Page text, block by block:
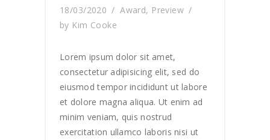
18/03/2020 Award, Preview
by Kim Cooke
Lorem ipsum dolor sit amet,
consectetur adipisicing elit, sed do
eiusmod tempor incididunt ut labore
et dolore magna aliqua. Ut enim ad
minim veniam, quis nostrud
exercitation ullamco laboris nisi ut